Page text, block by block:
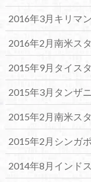
2016年3月キリマ
2016年2月南米ス
2015年9月タイス
2015年3月タンザ
2015年2月南米ス
2015年2月シンガ
2014年8月インド